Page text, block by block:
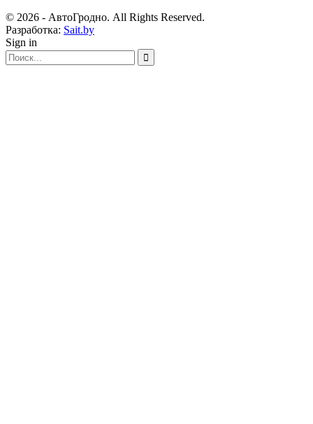
© 2026 - АвтоГродно. All Rights Reserved.
Разработка: Sait.by
Sign in